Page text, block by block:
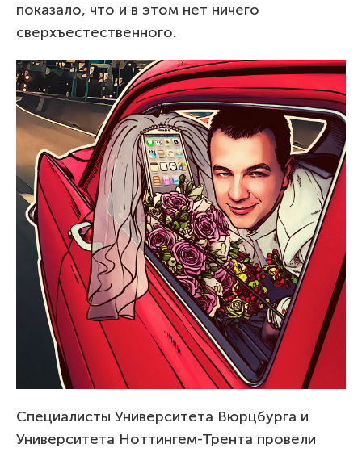
показало, что и в этом нет ничего
сверхъестественного.
Специалисты Университета Вюрцбурга и
Университета Ноттингем-Трента провели